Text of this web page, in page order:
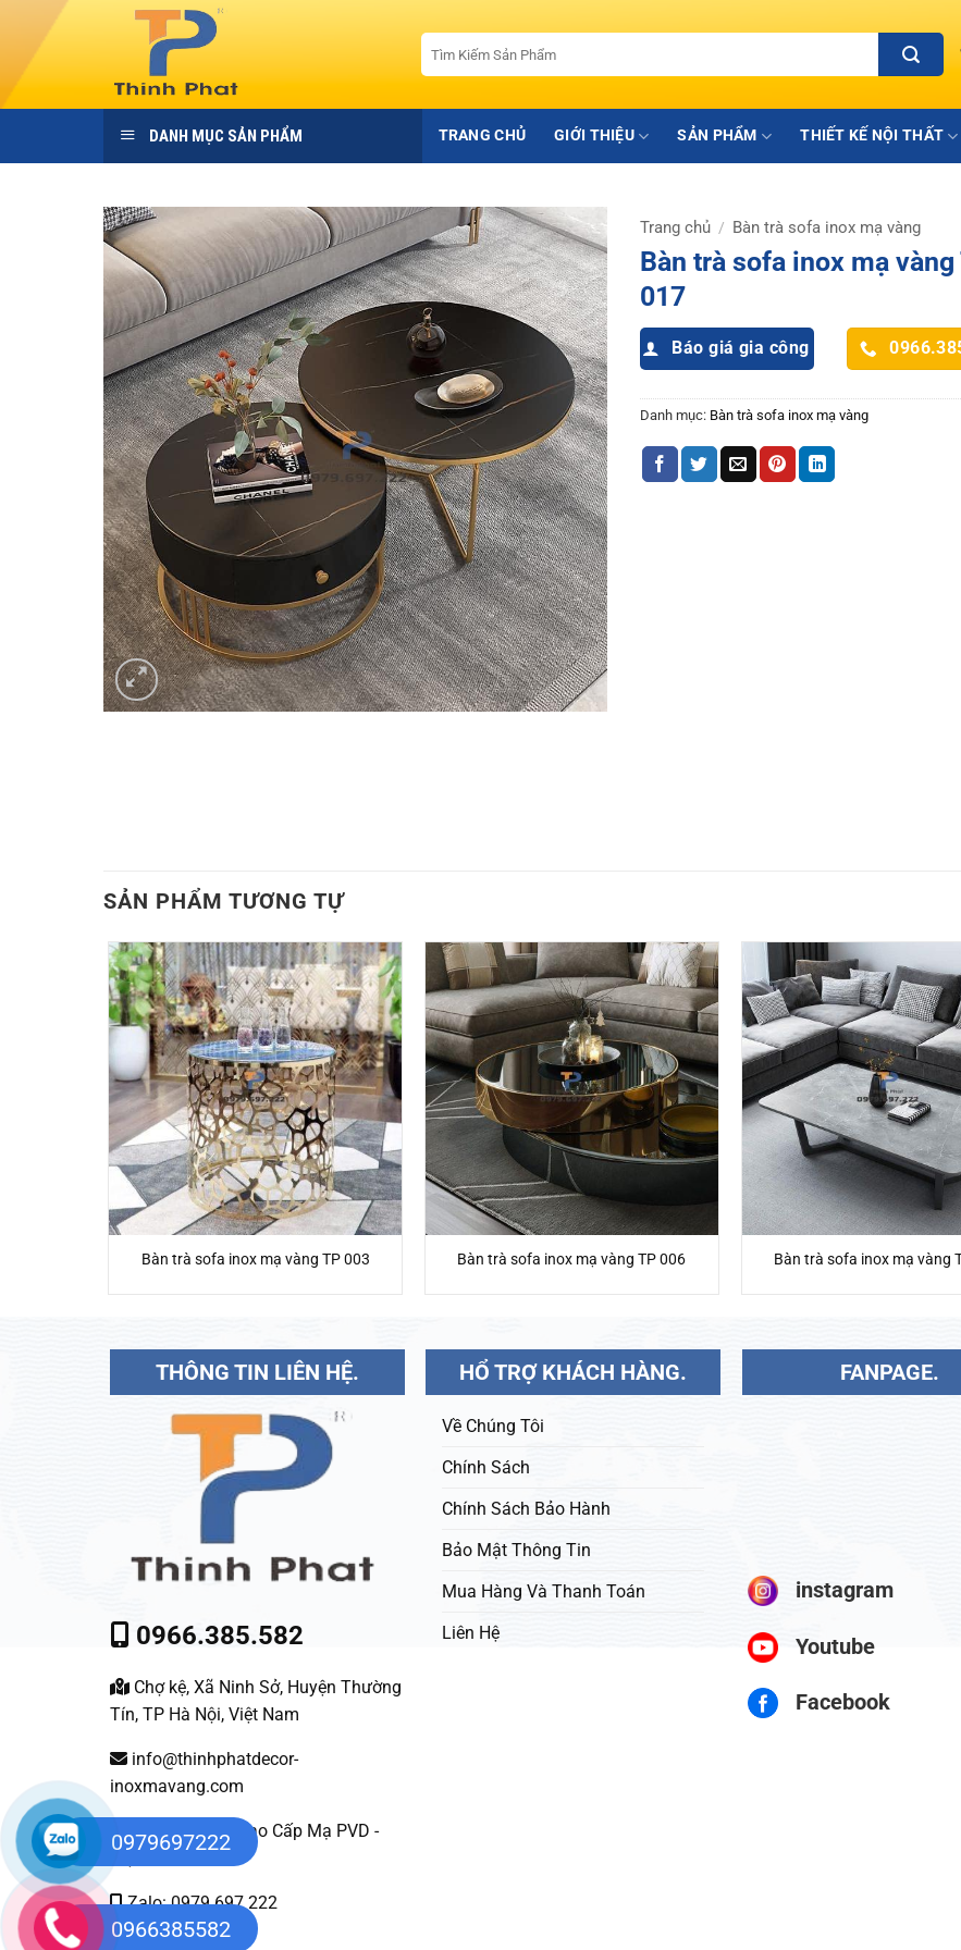
dung
Tìm
kiếm:
DANH MỤC SẢN PHẨM TRANG CHỦ GIỚI THIỆU SẢN PHẨM THIẾT KẾ NỘI THẤT
Trang chủ / Bàn trà sofa inox mạ vàng
Bàn trà sofa inox mạ vàng
017
Báo giá gia công
Danh mục: Bàn trà sofa inox mạ vàng
SẢN PHẨM TƯƠNG TỰ
Bàn trà sofa inox mạ vàng TP 003 Bàn trà sofa inox mạ vàng TP 006 Bàn trà sofa inox mạ vàng
THÔNG TIN LIÊN HỆ.
0966.385.582
Chợ kệ, Xã Ninh Sở, Huyện Thường
Tín, TP Hà Nội, Việt Nam
info@thinhphatdecor-
inoxmavang.com
Nội Thất Inox Cao Cấp Mạ PVD -
Zalo: 0979 697 222
HỔ TRỢ KHÁCH HÀNG.
Về Chúng Tôi
Chính Sách
Chính Sách Bảo Hành
Bảo Mật Thông Tin
Mua Hàng Và Thanh Toán
Liên Hệ
FANPAGE.
instagram
Youtube
Facebook
0966385582
0979697222